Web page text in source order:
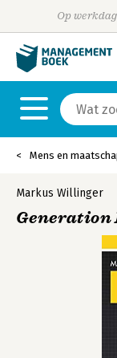
Op
Mens en
Markus Willinger